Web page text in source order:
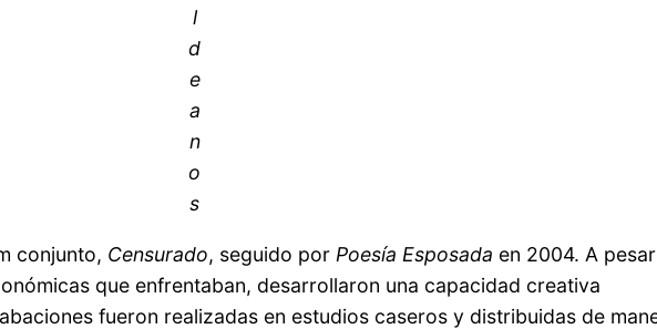
l
d
e
a
n
o
s
conjunto, Censurado, seguido por Poesía Esposada en 2004. A
que enfrentaban, desarrollaron una capacidad creativa
fueron realizadas en estudios caseros y distribuidas de